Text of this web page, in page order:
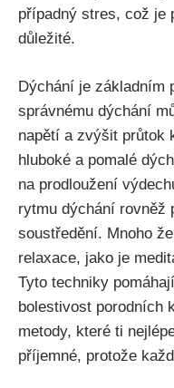
případný stres, což​ je
důležité.
Dýchání je základním
‌správnému dýchání
napětí a zvýšit průtok
hluboké a pomalé
na prodloužení
rytmu dýchání rovněž
soustředění. Mnoho
relaxace, jako je
Tyto techniky
bolestivost porodních
‍metody, které ti
‍příjemné, protože